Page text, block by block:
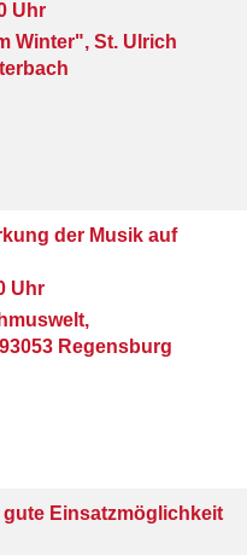
Uhr
Winter", St. Ulrich
der Musik auf
Uhr
Regensburg
Einsatzmöglichkeit